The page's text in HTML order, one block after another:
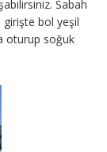
Sabah
bol yeşil
oturup soğuk